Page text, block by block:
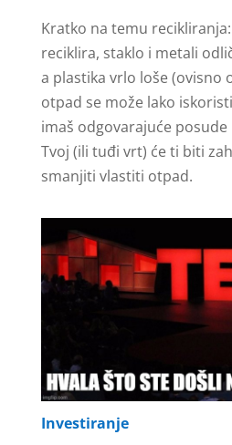
Kratko na temu
reciklira, staklo i metali
a plastika vrlo loše (ovisno
otpad se može lako
imaš odgovarajuće
Tvoj (ili tuđi vrt) će ti biti
smanjiti vlastiti otpad.
Investiranje